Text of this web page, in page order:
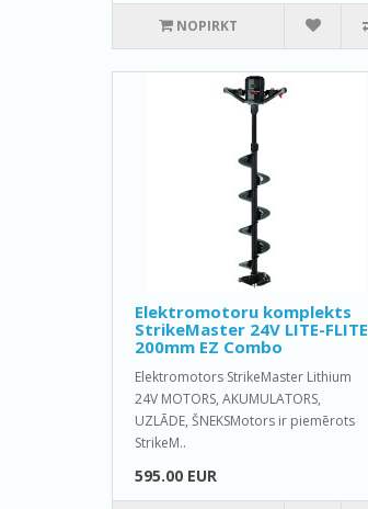
NOPIRKT
Elektromotoru komplekts
StrikeMaster 24V LITE-FLITE
200mm EZ Combo
Elektromotors StrikeMaster Lithium
24V MOTORS, AKUMULATORS,
UZLĀDE, ŠNEKSMotors ir piemērots
StrikeM..
595.00 EUR